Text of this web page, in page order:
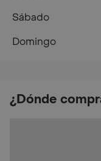
¿Dónde
Sábado
Domingo